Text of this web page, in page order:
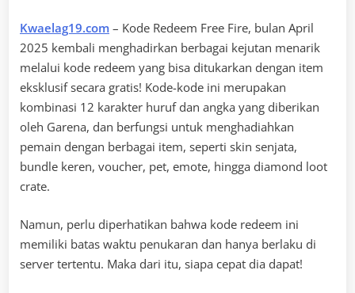
Kwaelag19.com – Kode Redeem Free Fire, bulan April
2025 kembali menghadirkan berbagai kejutan menarik
melalui kode redeem yang bisa ditukarkan dengan item
eksklusif secara gratis! Kode-kode ini merupakan
kombinasi 12 karakter huruf dan angka yang diberikan
oleh Garena, dan berfungsi untuk menghadiahkan
pemain dengan berbagai item, seperti skin senjata,
bundle keren, voucher, pet, emote, hingga diamond loot
crate.
Namun, perlu diperhatikan bahwa kode redeem ini
memiliki batas waktu penukaran dan hanya berlaku di
server tertentu. Maka dari itu, siapa cepat dia dapat!